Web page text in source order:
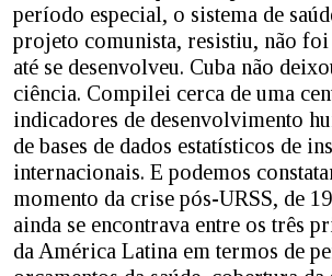
período especial, o sistema de
projeto comunista, resistiu, não
até se desenvolveu. Cuba não
ciência. Compilei cerca de uma
indicadores de desenvolvimento
de bases de dados estatísticos de
internacionais. E podemos
momento da crise pós-URSS, de
ainda se encontrava entre os três
da América Latina em termos de